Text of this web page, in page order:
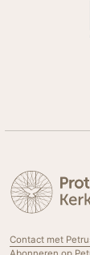
Contact met